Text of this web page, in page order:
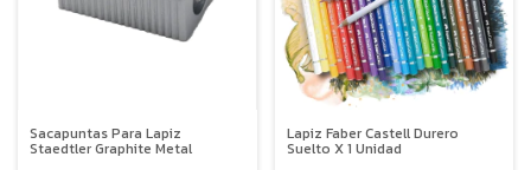
Sacapuntas Para Lapiz
Staedtler Graphite Metal
Lapiz Faber Castell Durero
Suelto X 1 Unidad